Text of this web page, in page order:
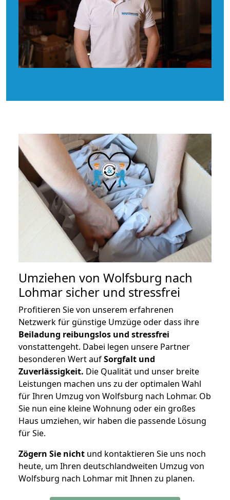
Umziehen von Wolfsburg nach
Lohmar sicher und stressfrei
Profitieren Sie von unserem erfahrenen
Netzwerk für günstige Umzüge oder dass ihre
Beiladung reibungslos und stressfrei
vonstattengeht. Dabei legen unsere Partner
besonderen Wert aufSorgfalt und
Zuverlässigkeit. Die Qualität und unser breite
Leistungen machen uns zu der optimalen Wahl
für Ihren Umzug von Wolfsburg nach Lohmar. Ob
Sie nun eine kleine Wohnung oder ein großes
Haus umziehen, wir haben die passende Lösung
für Sie.
Zögern Sie nicht und kontaktieren Sie uns noch
heute, um Ihren deutschlandweiten Umzug von
Wolfsburg nach Lohmar mit Ihnen zu planen.